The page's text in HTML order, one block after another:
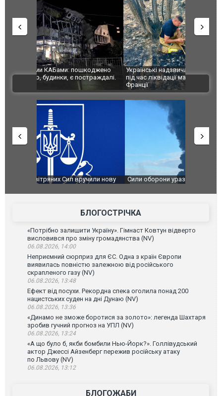
Українські надзвичайники врятували козуленя
під час ліквідації масштабної лісової пожежі у
СБУ за
Болгарії
ВІДЕО
Сили оборони уразили Ярославський НПЗ:
атаку. ВІДЕО
Неймар
БЛОГОСТРІЧКА
«Потрібно залишити Україну». Гімнаст Ковтун відверто
висловився про зміну громадянства (NV)
06.08.2026, 14:00
Неприємний сюрприз для ЄС. Одна з країн Європи
виявилась повністю залежною від російського
скрапленого газу (NV)
06.08.2026, 13:48
Ефект від посухи. Рекордна спека оголила понад 200
нацистських суден на дні Дунаю (NV)
06.08.2026, 13:36
«Динамо не зможе боротися за золото»: легенда Шахтаря
зробив гучний прогноз на УПЛ (NV)
06.08.2026, 13:24
«А що було б, якби бомбили Нью-Йорк?». Голлівудський
актор Джессі Айзенберг пережив російську атаку
по Львову (NV)
06.08.2026, 13:12
БЛОГОЖАБИ